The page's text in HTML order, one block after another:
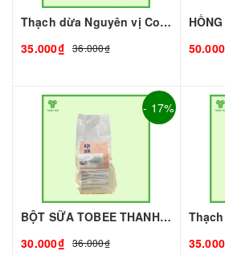
Thạch dừa Nguyên vị Coconut 1kg I Nguyên Liệu Pha Chế - Tobee Food
35.000₫ 36.000₫
- 17%
BỘT SỮA TOBEE THANH VỊ - 300g - TOBEE FOOD | Bột Sữa làm Trà Sữa - TOBEE FOOD
30.000₫ 36.000₫